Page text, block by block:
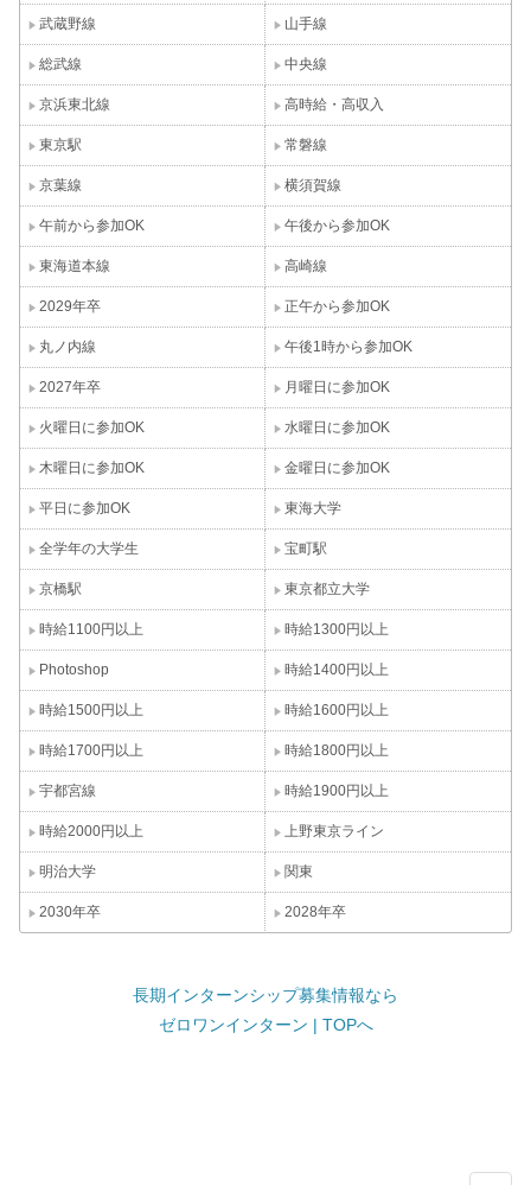
武蔵野線 山手線
総武線 中央線
京浜東北線 高時給・高収入
東京駅 常磐線
京葉線 横須賀線
午前から参加OK 午後から参加OK
東海道本線 高崎線
2029年卒 正午から参加OK
丸ノ内線 午後1時から参加OK
2027年卒 月曜日に参加OK
火曜日に参加OK 水曜日に参加OK
木曜日に参加OK 金曜日に参加OK
平日に参加OK 東海大学
全学年の大学生 宝町駅
京橋駅 東京都立大学
時給1100円以上 時給1300円以上
Photoshop 時給1400円以上
時給1500円以上 時給1600円以上
時給1700円以上 時給1800円以上
宇都宮線 時給1900円以上
時給2000円以上 上野東京ライン
明治大学 関東
2030年卒 2028年卒
長期インターンシップ募集情報なら
ゼロワンインターン | TOPへ